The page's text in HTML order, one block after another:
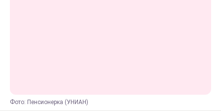
Фото: Пенсионерка (УНИАН)